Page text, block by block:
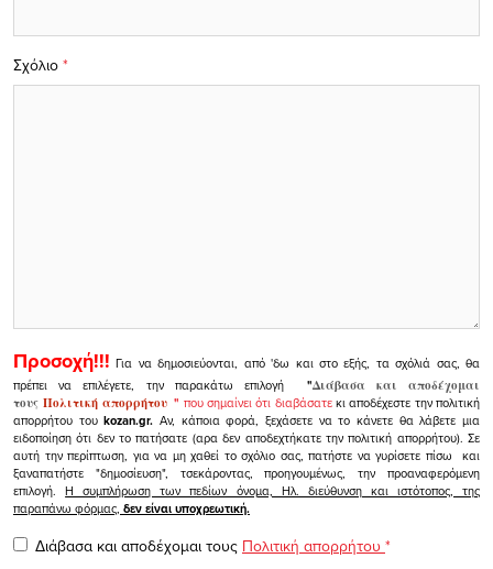
Σχόλιο *
Προσοχή!!! Για να δημοσιεύονται, από 'δω και στο εξής, τα σχόλιά σας, θα
πρέπει να επιλέγετε, την παρακάτω επιλογή
"Διάβασα και αποδέχομαι
τουςΠολιτική απορρήτου" που σημαίνει ότι διαβάσατεκι αποδέχεστε την πολιτική
απορρήτου τουkozan.gr. Αν, κάποια φορά, ξεχάσετε να το κάνετε θα λάβετε μια
ειδοποίηση ότι δεν το πατήσατε (αρα δεν αποδεχτήκατε την πολιτική απορρήτου). Σε
αυτή την περίπτωση, για να μη χαθεί το σχόλιο σας, πατήστε να γυρίσετε πίσω και
ξαναπατήστε "δημοσίευση", τσεκάροντας, προηγουμένως, την προαναφερόμενη
επιλογή.Η συμπλήρωση των πεδίων όνομα, Ηλ. διεύθυνση και ιστότοπος, της
παραπάνω φόρμας, δεν είναι υποχρεωτική.
Διάβασα και αποδέχομαι τους Πολιτική απορρήτου *